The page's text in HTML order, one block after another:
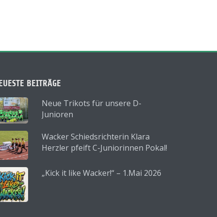
BEITRÄGE
Neue Trikots für unsere D-
Junioren
Wacker Schiedsrichterin Klara
Herzler pfeift C-Juniorinnen Pokal!
„Kick it like Wacker!“ – 1.Mai 2026